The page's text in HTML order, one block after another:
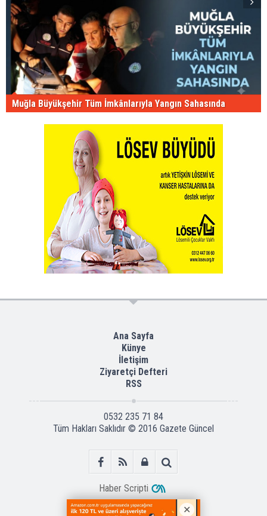
Muğla Büyükşehir Tüm İmkânlarıyla Yangın Sahasında
Ana Sayfa
Künye
İletişim
Ziyaretçi Defteri
RSS
0532 235 71 84
Tüm Hakları Saklıdır © 2016 Gazete Güncel
Haber Scripti